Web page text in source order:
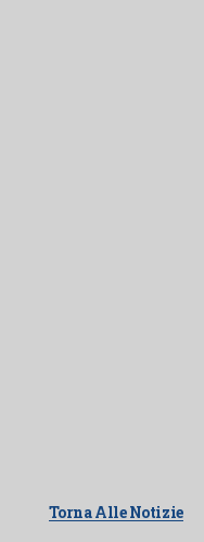
Torna Alle Notizie